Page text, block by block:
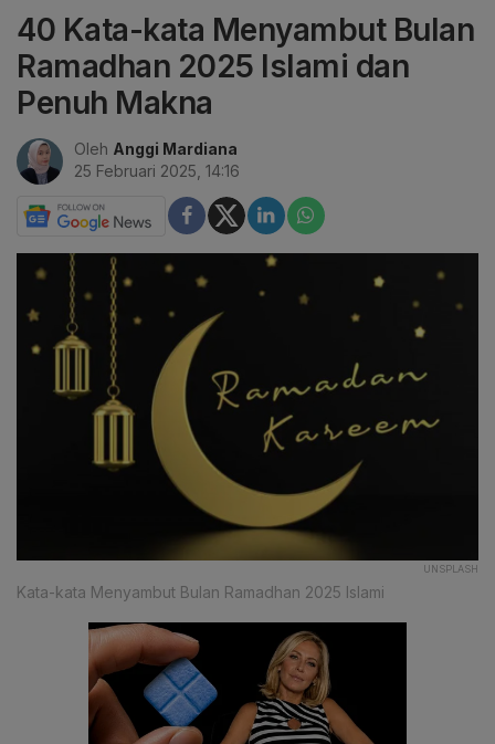
40 Kata-kata Menyambut Bulan
Ramadhan 2025 Islami dan
Penuh Makna
Oleh Anggi Mardiana
25 Februari 2025, 14:16
UNSPLASH
Kata-kata Menyambut Bulan Ramadhan 2025 Islami